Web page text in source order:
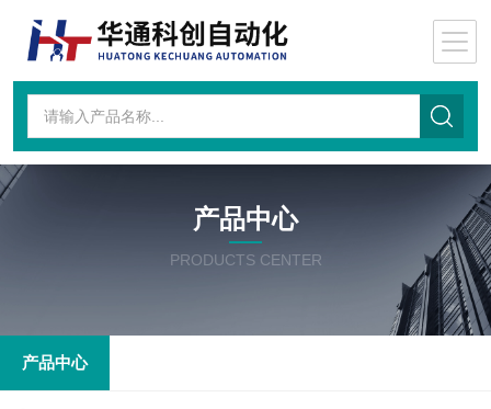
产品中心
PRODUCTS CENTER
产品中心